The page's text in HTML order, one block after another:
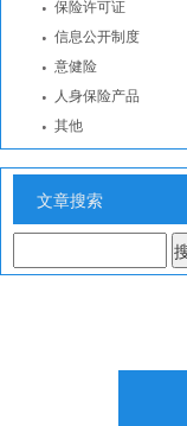
保险许可证
信息公开制度
意健险
人身保险产品
其他
文章搜索